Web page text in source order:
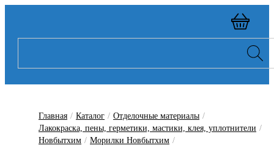
Главная / Каталог / Отделочные материалы /
Лакокраска, пены, герметики, мастики, клея, уплотнители /
Новбытхим / Морилки Новбытхим /